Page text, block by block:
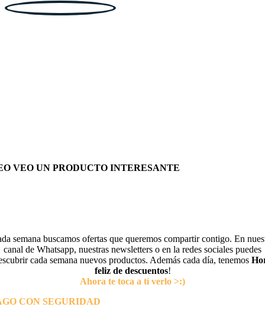
VEO UN PRODUCTO INTERESANTE
semana buscamos ofertas que queremos compartir contigo. En
canal de Whatsapp, nuestras newsletters o en la redes sociales puedes
cada semana nuevos productos. Además cada día, tenemos
feliz de descuentos!
Ahora te toca a tí verlo >:)
CON SEGURIDAD